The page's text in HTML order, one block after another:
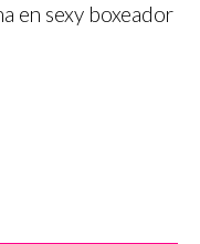
en sexy boxeador